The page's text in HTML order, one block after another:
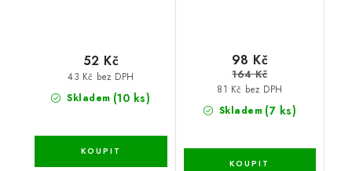
Skladem (10 ks)
43 Kč bez DPH
52 Kč
Skladem (7 ks)
81 Kč bez DPH
98 Kč
164 Kč